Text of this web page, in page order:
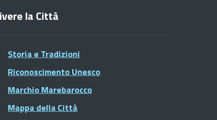
la Città
Storia e Tradizioni
Riconoscimento Unesco
Marchio Marebarocco
Mappa della Città